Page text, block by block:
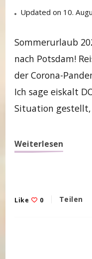
Updated on 10.
Sommerurlaub
nach Potsdam!
der Corona-
Ich sage eiskalt
Situation
Weiterlesen
Like 0 Teilen